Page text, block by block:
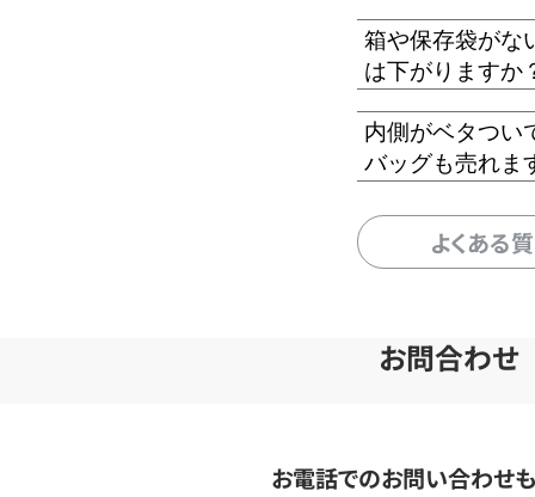
箱や保存袋がな
は下がりますか
内側がベタつい
バッグも売れま
よくある
お問合わせ
お電話でのお問い合わせ